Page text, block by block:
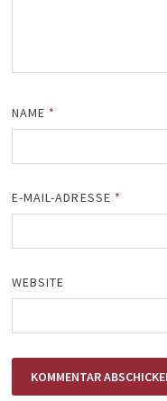
NAME *
E-MAIL-ADRESSE *
WEBSITE